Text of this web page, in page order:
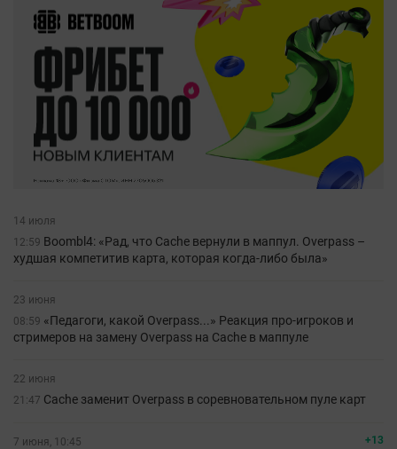
14 июля
12:59 Boombl4: «Рад, что Cache вернули в маппул. Overpass –
худшая компетитив карта, которая когда-либо была»
23 июня
08:59 «Педагоги, какой Overpass...» Реакция про-игроков и
стримеров на замену Overpass на Cache в маппуле
22 июня
21:47 Cache заменит Overpass в соревновательном пуле карт
+13
7 июня, 10:45